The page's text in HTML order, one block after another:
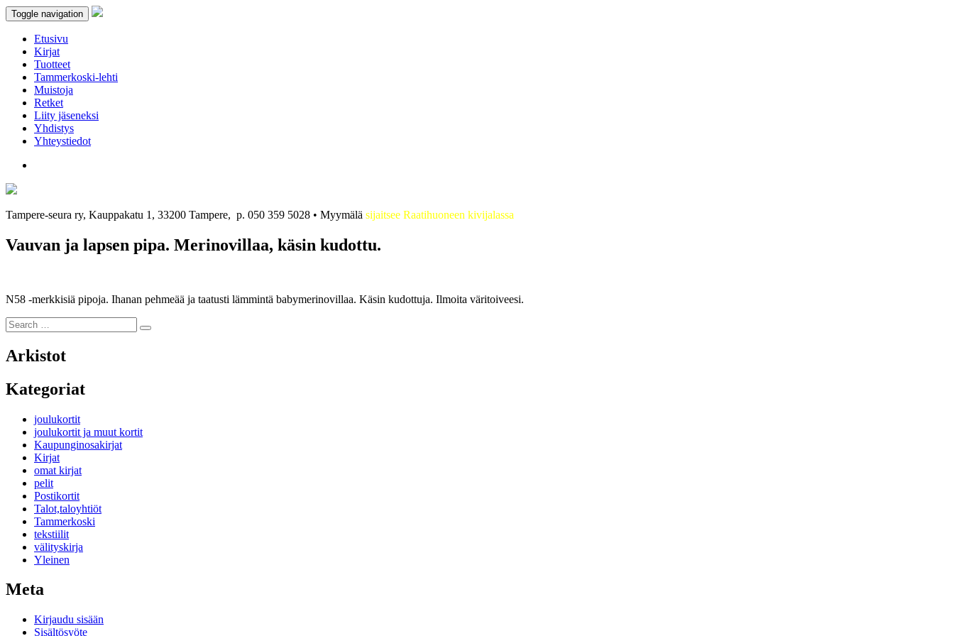
Toggle navigation
Etusivu
Kirjat
Tuotteet
Tammerkoski-lehti
Muistoja
Retket
Liity jäseneksi
Yhdistys
Yhteystiedot
Tampere-seura ry, Kauppakatu 1, 33200 Tampere, p. 050 359 5028 • Myymälä sijaitsee Raatihuoneen kivijalassa
Vauvan ja lapsen pipa. Merinovillaa, käsin kudottu.
N58 -merkkisiä pipoja. Ihanan pehmeää ja taatusti lämmintä babymerinovillaa. Käsin kudottuja. Ilmoita väritoiveesi.
Search
for:
Search
Arkistot
Kategoriat
joulukortit
joulukortit ja muut kortit
Kaupunginosakirjat
Kirjat
omat kirjat
pelit
Postikortit
Talot,taloyhtiöt
Tammerkoski
tekstiilit
välityskirja
Yleinen
Meta
Kirjaudu sisään
Sisältösyöte